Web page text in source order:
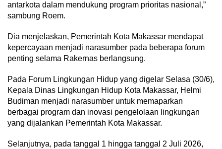
antarkota dalam mendukung program prioritas nasional,”
sambung Roem.
Dia menjelaskan, Pemerintah Kota Makassar mendapat
kepercayaan menjadi narasumber pada beberapa forum
penting selama Rakernas berlangsung.
Pada Forum Lingkungan Hidup yang digelar Selasa (30/6),
Kepala Dinas Lingkungan Hidup Kota Makassar, Helmi
Budiman menjadi narasumber untuk memaparkan
berbagai program dan inovasi pengelolaan lingkungan
yang dijalankan Pemerintah Kota Makassar.
Selanjutnya, pada tanggal 1 hingga tanggal 2 Juli 2026,